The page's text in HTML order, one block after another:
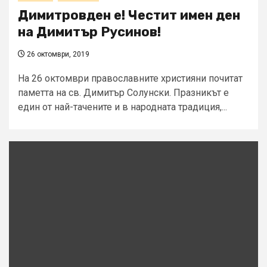
Димитровден е! Честит имен ден
на Димитър Русинов!
26 октомври, 2019
На 26 октомври православните християни почитат
паметта на св. Димитър Солунски. Празникът е
един от най-тачените и в народната традиция,...